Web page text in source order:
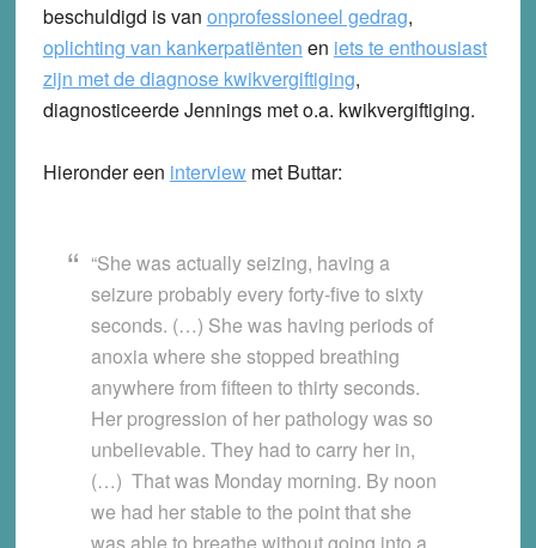
beschuldigd is van onprofessioneel gedrag,
oplichting van kankerpatiënten en iets te enthousiast
zijn met de diagnose kwikvergiftiging,
diagnosticeerde Jennings met o.a. kwikvergiftiging.
Hieronder een interviewmet Buttar:
“She was actually seizing, having a
seizure probably every forty-five to sixty
seconds. (…) She was having periods of
anoxia where she stopped breathing
anywhere from fifteen to thirty seconds.
Her progression of her pathology was so
unbelievable. They had to carry her in,
(…) That was Monday morning. By noon
we had her stable to the point that she
was able to breathe without going into a